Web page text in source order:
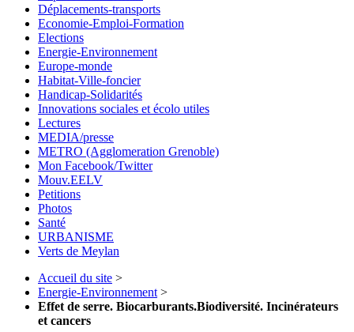
Déplacements-transports
Economie-Emploi-Formation
Elections
Energie-Environnement
Europe-monde
Habitat-Ville-foncier
Handicap-Solidarités
Innovations sociales et écolo utiles
Lectures
MEDIA/presse
METRO (Agglomeration Grenoble)
Mon Facebook/Twitter
Mouv.EELV
Petitions
Photos
Santé
URBANISME
Verts de Meylan
Accueil du site >
Energie-Environnement >
Effet de serre. Biocarburants.Biodiversité. Incinérateurs
et cancers